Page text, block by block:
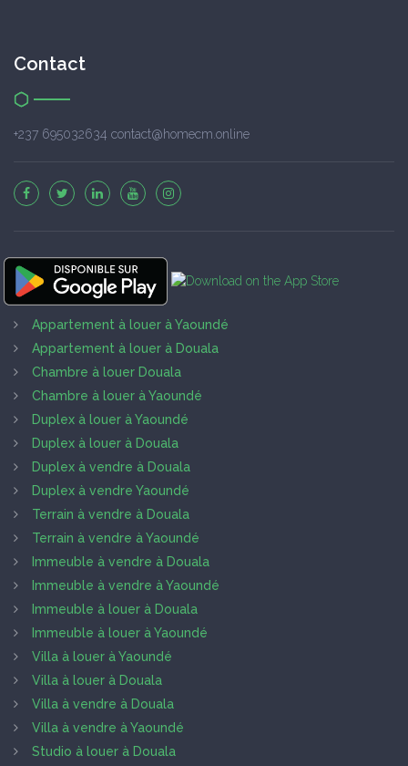
Contact
+237 695032634 contact@homecm.online
Appartement à louer à Yaoundé
Appartement à louer à Douala
Chambre à louer Douala
Chambre à louer à Yaoundé
Duplex à louer à Yaoundé
Duplex à louer à Douala
Duplex à vendre à Douala
Duplex à vendre Yaoundé
Terrain à vendre à Douala
Terrain à vendre à Yaoundé
Immeuble à vendre à Douala
Immeuble à vendre à Yaoundé
Immeuble à louer à Douala
Immeuble à louer à Yaoundé
Villa à louer à Yaoundé
Villa à louer à Douala
Villa à vendre à Douala
Villa à vendre à Yaoundé
Studio à louer à Douala